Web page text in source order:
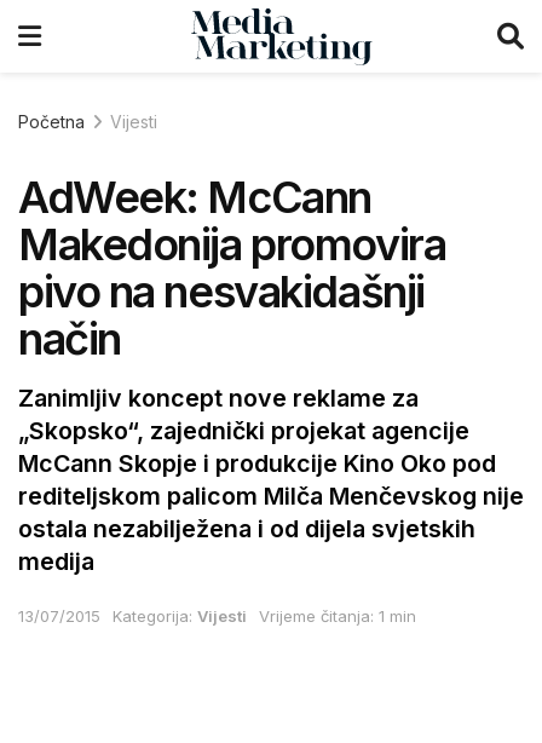
Početna Vijesti
AdWeek: McCann
Makedonija promovira
pivo na nesvakidašnji
način
Zanimljiv koncept nove reklame za
„Skopsko“, zajednički projekat agencije
McCann Skopje i produkcije Kino Oko pod
rediteljskom palicom Milča Menčevskog nije
ostala nezabilježena i od dijela svjetskih
medija
13/07/2015 Kategorija: Vijesti Vrijeme čitanja: 1 min